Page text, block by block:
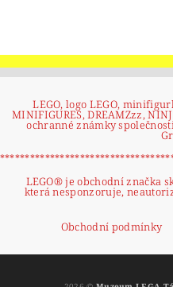
LEGO, logo LEGO,
MINIFIGURES, DREAMZzz,
ochranné známky
LEGO® je obchodní značka
která nesponzoruje,
Obchodní podmínky